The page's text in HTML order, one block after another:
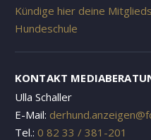
Kündige hier deine
Hundeschule
KONTAKT
Ulla Schaller
E-Mail:
Tel.: 0 82 33 / 381-201